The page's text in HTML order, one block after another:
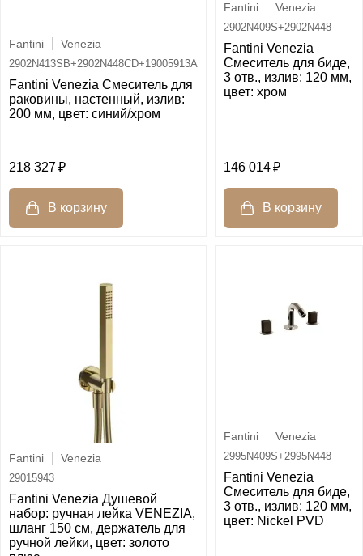
Fantini Venezia
2902N413SB+2902N448CD+19005913A
Fantini Venezia Смеситель для
раковины, настенный, излив:
200 мм, цвет: синий/хром
218 327
Fantini Venezia
2902N409S+2902N448
Fantini Venezia
Смеситель для биде,
3 отв., излив: 120 мм,
цвет: хром
146 014
Fantini Venezia
29015943
Fantini Venezia Душевой
набор: ручная лейка VENEZIA,
шланг 150 см, держатель для
ручной лейки, цвет: золото
Fantini Venezia
2995N409S+2995N448
Fantini Venezia
Смеситель для биде,
3 отв., излив: 120 мм,
цвет: Nickel PVD